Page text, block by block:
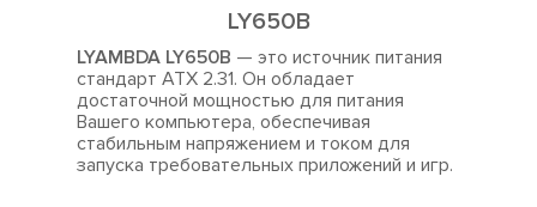
LY650B
LYAMBDA LY650B — это источник питания
стандарт ATX 2.31. Он обладает
достаточной мощностью для питания
Вашего компьютера, обеспечивая
стабильным напряжением и током для
запуска требовательных приложений и игр.